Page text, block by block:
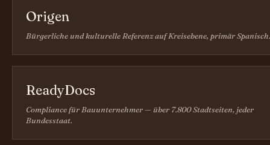
Origen
Bürgerliche und kulturelle Referenz auf Kreisebene, primär Spanisch.
ReadyDocs
Compliance für Bauunternehmer — über 7.800 Stadtseiten, jeder
Bundesstaat.